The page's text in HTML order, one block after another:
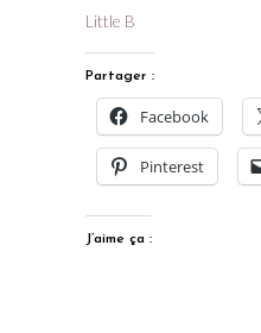
Little B
Partager :
Facebook
Pinterest
J’aime ça :